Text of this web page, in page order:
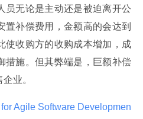
员无论是主动还是被迫离开公
置补偿费用，金额高的会达到
使收购方的收购成本增加，成
措施。但其弊端是，巨额补偿
业。
Agile Software Developmen